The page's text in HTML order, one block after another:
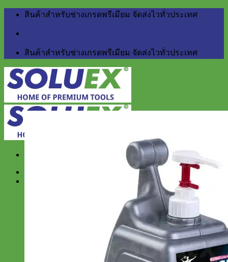
Skip
สินค้าสำหรับช่างเกรดพรีเมียม จัดส่งไวทั่วประเทศ
สินค้าสำหรับช่างเกรดพรีเมียม จัดส่งไวทั่วประเทศ
สำหรับงานบ้าน
สำหรับงานช่าง
สำหรับโรงงาน